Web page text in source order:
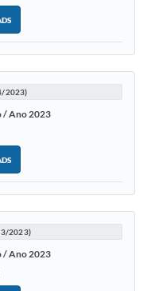
2023)
/ Ano 2023
2023)
/ Ano 2023